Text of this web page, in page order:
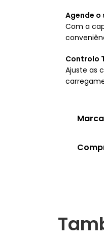
Agende
Com a
Controlo
Ajuste as